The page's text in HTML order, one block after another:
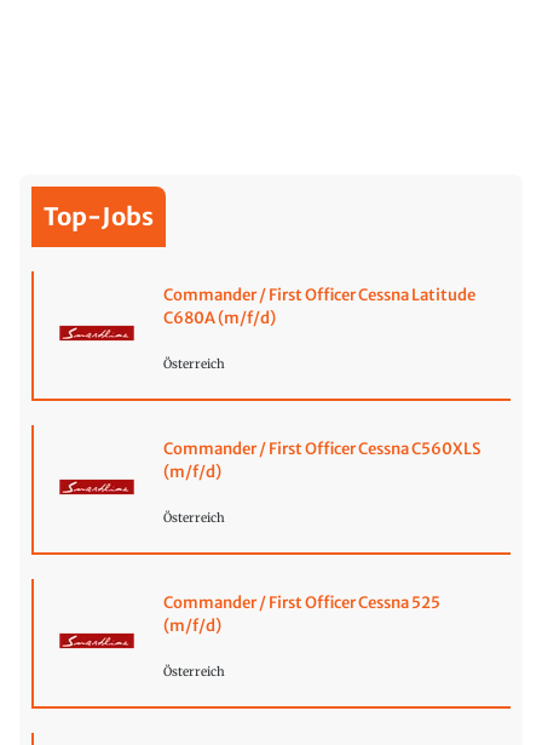
Top-Jobs
Commander / First Officer Cessna Latitude
C680A (m/f/d)
Österreich
Commander / First Officer Cessna C560XLS
(m/f/d)
Österreich
Commander / First Officer Cessna 525
(m/f/d)
Österreich